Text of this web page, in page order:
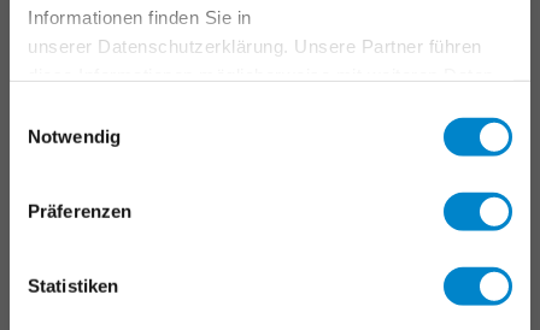
Informationen finden Sie in
unserer Datenschutzerklärung. Unsere Partner führen
sie im Rahmen Ihrer Nutzung der Dienste gesammelt
haben. Weitere Informationen erhalten Sie in unserer
Notwendig
Präferenzen
Statistiken
Industriedächer
Verkehrsflächen
Triflex Systemfinder
Schulungen & Seminare